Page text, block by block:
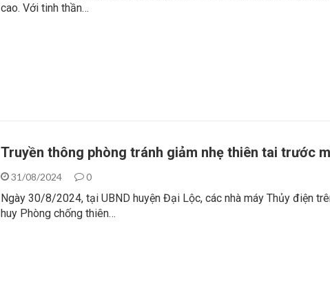
cao. Với tinh thần…
Truyền thông phòng tránh giảm nhẹ thiên tai trước
31/08/2024 0
Ngày 30/8/2024, tại UBND huyện Đại Lộc, các nhà máy Thủy điện
huy Phòng chống thiên…